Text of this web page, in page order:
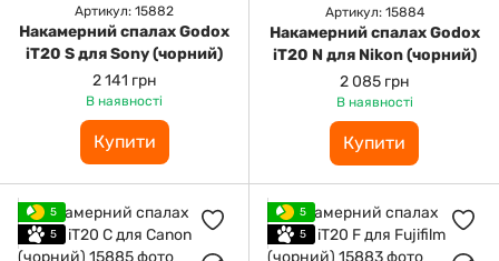
Артикул: 15882
Накамерний спалах Godox
iT20 S для Sony (чорний)
2 141 грн
В наявності
Купити
Артикул: 15884
Накамерний спалах Godox
iT20 N для Nikon (чорний)
2 085 грн
В наявності
Купити
5
5
5
5